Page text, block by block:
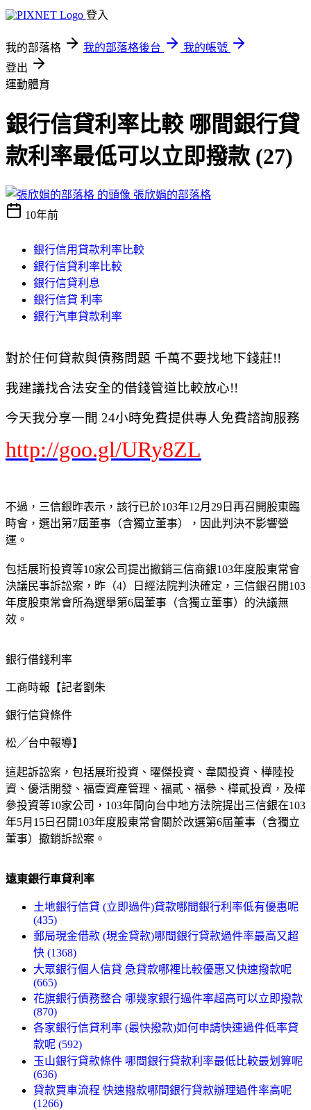
登入
我的部落格 我的部落格後台
我的帳號
登出
運動體育
銀行信貸利率比較 哪間銀行貸
款利率最低可以立即撥款 (27)
張欣娟的部落格
10年前
銀行信用貸款利率比較
銀行信貸利率比較
銀行信貸利息
銀行信貸 利率
銀行汽車貸款利率
對於任何貸款與債務問題 千萬不要找地下錢莊!!
我建議找合法安全的借錢管道比較放心!!
今天我分享一間 24小時免費提供專人免費諮詢服務
http://goo.gl/URy8ZL
不過，三信銀昨表示，該行已於103年12月29日再召開股東臨
時會，選出第7屆董事（含獨立董事），因此判決不影響營
運。
包括展珩投資等10家公司提出撤銷三信商銀103年度股東常會
決議民事訴訟案，昨（4）日經法院判決確定，三信銀召開103
年度股東常會所為選舉第6屆董事（含獨立董事）的決議無
效。
銀行借錢利率
工商時報【記者劉朱
銀行信貸條件
松╱台中報導】
這起訴訟案，包括展珩投資、曜傑投資、韋閎投資、樺陸投
資、優活開發、福壹資產管理、福貳、福參、樺貳投資，及樺
參投資等10家公司，103年間向台中地方法院提出三信銀在103
年5月15日召開103年度股東常會關於改選第6屆董事（含獨立
董事）撤銷訴訟案。
遠東銀行車貸利率
土地銀行信貸 (立即過件)貸款哪間銀行利率低有優惠呢
(435)
郵局現金借款 (現金貸款)哪間銀行貸款過件率最高又超
快 (1368)
大眾銀行個人信貸 急貸款哪裡比較優惠又快速撥款呢
(665)
花旗銀行債務整合 哪幾家銀行過件率超高可以立即撥款
(870)
各家銀行信貸利率 (最快撥款)如何申請快速過件低率貸
款呢 (592)
玉山銀行貸款條件 哪間銀行貸款利率最低比較最划算呢
(636)
貸款買車流程 快速撥款哪間銀行貸款辦理過件率高呢
(1266)